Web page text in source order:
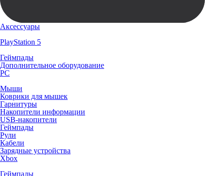
Аксессуары
PlayStation 5
Геймпады
Дополнительное оборудование
PC
Мыши
Коврики для мышек
Гарнитуры
Накопители информации
USB-накопители
Геймпады
Рули
Кабели
Зарядные устройства
Xbox
Геймпады